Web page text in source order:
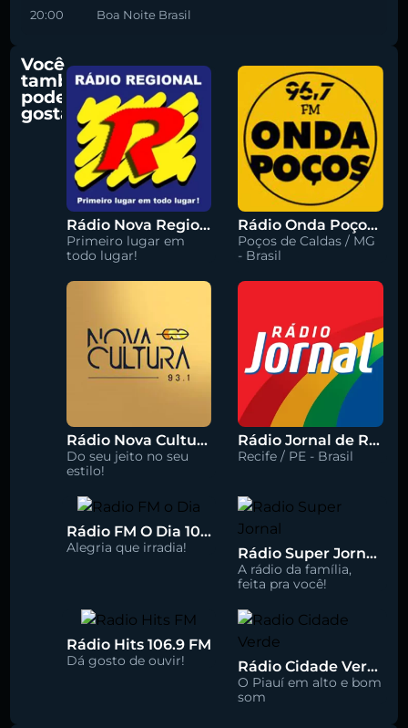
20:00 Boa Noite Brasil
Você
também
pode
gostar
Rádio Nova Regional 91.5 FM
Primeiro lugar em
todo lugar!
Rádio Onda Poços 96.7 FM
Poços de Caldas / MG
- Brasil
Rádio Nova Cultura 93.1 FM
Do seu jeito no seu
estilo!
Rádio Jornal de Recife 90.3 FM
Recife / PE - Brasil
Rádio FM O Dia 100.5
Alegria que irradia! Rádio Super Jornal 105.7 FM
A rádio da família,
feita pra você!
Rádio Hits 106.9 FM
Dá gosto de ouvir! Rádio Cidade Verde 93.5 FM
O Piauí em alto e bom
som